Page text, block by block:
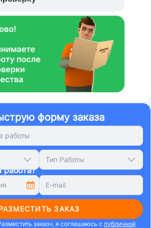
форму заказа
Тип Работы
работа?
ЗАКАЗ
заказ», я соглашаюсь с публичной